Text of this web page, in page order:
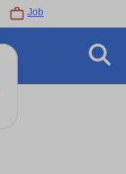
Job